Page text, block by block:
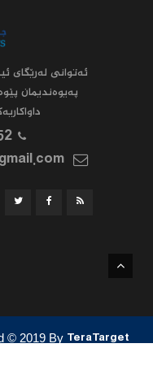
ئه‌توانى له‌رێگاى
په‌یوه‌ندیمان
© 2019 By TeraTarget